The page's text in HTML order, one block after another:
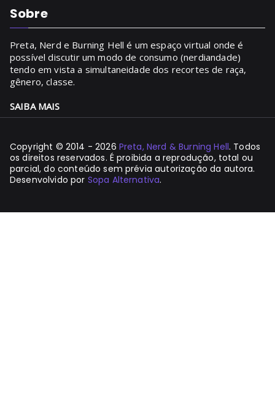
Sobre
Preta, Nerd e Burning Hell é um espaço virtual onde é
possível discutir um modo de consumo (nerdiandade)
tendo em vista a simultaneidade dos recortes de raça,
gênero, classe.
SAIBA MAIS
Copyright © 2014 - 2026 Preta, Nerd & Burning Hell. Todos
os direitos reservados. É proibida a reprodução, total ou
parcial, do conteúdo sem prévia autorização da autora.
Desenvolvido por Sopa Alternativa.